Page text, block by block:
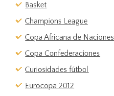
Basket
Champions League
Copa Africana de Naciones
Copa Confederaciones
Curiosidades fútbol
Eurocopa 2012